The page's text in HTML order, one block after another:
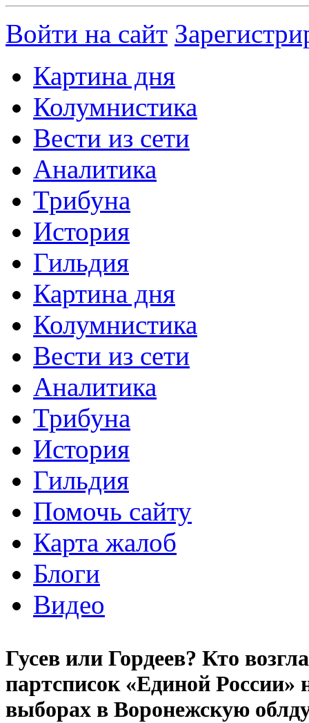
Войти на сайт
Картина дня
Колумнистика
Вести из сети
Аналитика
Трибуна
История
Гильдия
Картина дня
Колумнистика
Вести из сети
Аналитика
Трибуна
История
Гильдия
Помочь сайту
Карта жалоб
Блоги
Видео
Гусев или Гордеев? Кто
партсписок «Единой России»
выборах в Воронежскую